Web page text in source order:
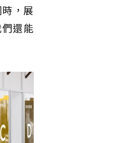
，展
還能